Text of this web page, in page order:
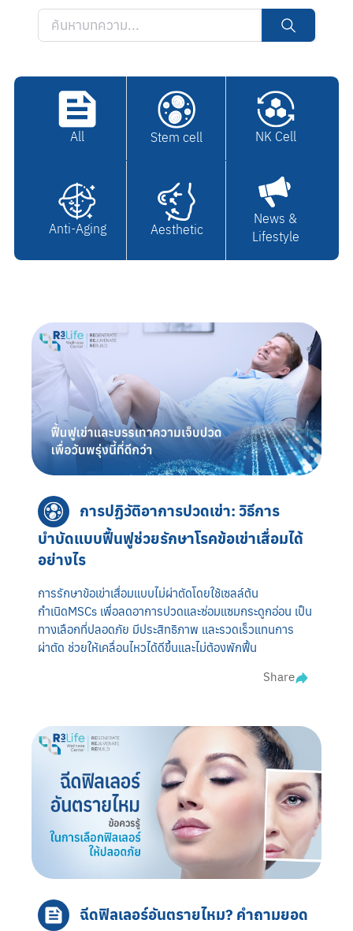
All Stem cell NK Cell
Anti-Aging Aesthetic
News &
Lifestyle
การปฏิวัติอาการปวดเข่า: วิธีการ
บำบัดแบบฟื้นฟูช่วยรักษาโรคข้อเข่าเสื่อมได้
อย่างไร
การรักษาข้อเข่าเสื่อมแบบไม่ผ่าตัดโดยใช้เซลล์ต้น
กำเนิดMSCs เพื่อลดอาการปวดและซ่อมแซมกระดูกอ่อน เป็น
ทางเลือกที่ปลอดภัย มีประสิทธิภาพ และรวดเร็วแทนการ
ผ่าตัด ช่วยให้เคลื่อนไหวได้ดีขึ้นและไม่ต้องพักฟื้น
Share
ฉีดฟิลเลอร์อันตรายไหม? คำถามยอด